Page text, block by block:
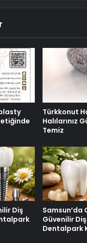
Türkkonut
Halılarınız
Temiz
Diş
Samsun’da
Güvenilir
Dentalpark